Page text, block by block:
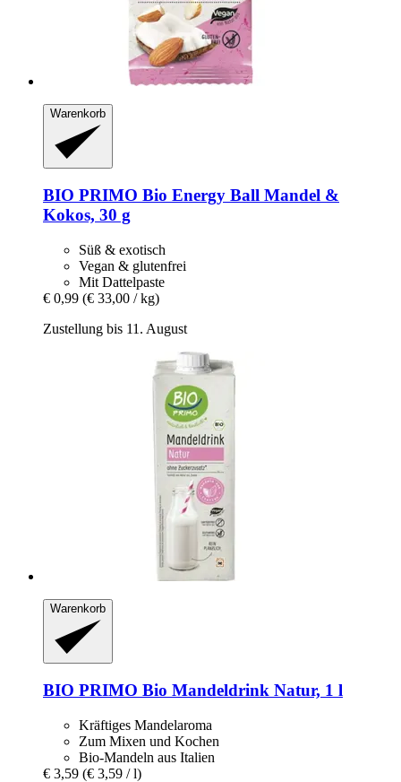
Warenkorb
BIO PRIMO Bio Energy Ball Mandel &
Kokos, 30 g
Süß & exotisch
Vegan & glutenfrei
Mit Dattelpaste
€ 0,99 (€ 33,00 / kg)
Zustellung bis 11. August
Warenkorb
BIO PRIMO Bio Mandeldrink Natur, 1 l
Kräftiges Mandelaroma
Zum Mixen und Kochen
Bio-Mandeln aus Italien
€ 3,59 (€ 3,59 / l)